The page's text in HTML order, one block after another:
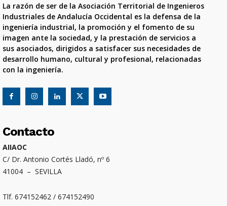
La razón de ser de la Asociación Territorial de Ingenieros
Industriales de Andalucía Occidental es la defensa de la
ingeniería industrial, la promoción y el fomento de su
imagen ante la sociedad, y la prestación de servicios a
sus asociados, dirigidos a satisfacer sus necesidades de
desarrollo humano, cultural y profesional, relacionadas
con la ingeniería.
Contacto
AIIAOC
C/ Dr. Antonio Cortés Lladó, nº 6
41004 – SEVILLA
Tlf. 674152462 / 674152490